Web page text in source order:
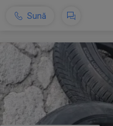
Sună